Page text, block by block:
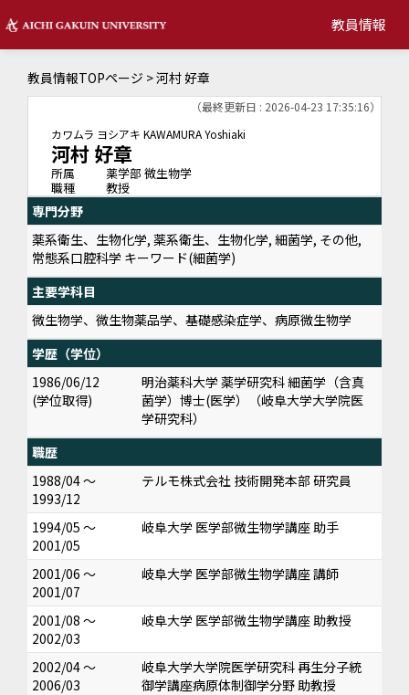
教員情報
教員情報TOPページ > 河村 好章
（最終更新日 : 2026-04-23 17:35:16）
カワムラ ヨシアキ KAWAMURA Yoshiaki
河村 好章
所属
薬学部 微生物学
職種
教授
専門分野
薬系衛生、生物化学, 薬系衛生、生物化学, 細菌学, その他,
常態系口腔科学 キーワード(細菌学)
主要学科目
微生物学、微生物薬品学、基礎感染症学、病原微生物学
学歴（学位）
1986/06/12
(学位取得)
明治薬科大学 薬学研究科 細菌学（含真
菌学）博士(医学）（岐阜大学大学院医
学研究科）
職歴
1988/04 ～
1993/12
テルモ株式会社 技術開発本部 研究員
1994/05 ～
2001/05
岐阜大学 医学部微生物学講座 助手
2001/06 ～
2001/07
岐阜大学 医学部微生物学講座 講師
2001/08 ～
2002/03
岐阜大学 医学部微生物学講座 助教授
2002/04 ～
2006/03
岐阜大学大学院医学研究科 再生分子統
御学講座病原体制御学分野 助教授